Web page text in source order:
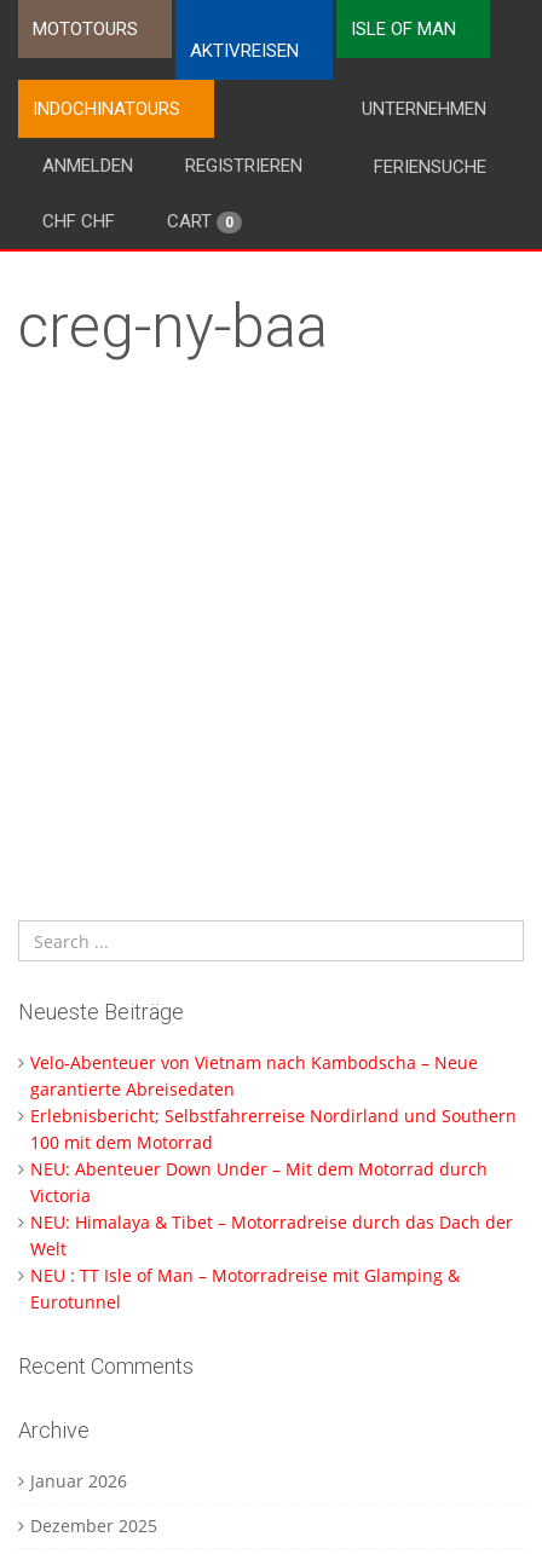
MOTOTOURS
AKTIVREISEN
ISLE OF MAN
INDOCHINATOURS UNTERNEHMEN
FERIENSUCHE
ANMELDEN REGISTRIEREN
CHF CHF CART 0
creg-ny-baa
Neueste Beiträge
Velo-Abenteuer von Vietnam nach Kambodscha – Neue
garantierte Abreisedaten
Erlebnisbericht; Selbstfahrerreise Nordirland und Southern
100 mit dem Motorrad
NEU: Abenteuer Down Under – Mit dem Motorrad durch
Victoria
NEU: Himalaya & Tibet – Motorradreise durch das Dach der
Welt
NEU : TT Isle of Man – Motorradreise mit Glamping &
Eurotunnel
Recent Comments
Archive
Januar 2026
Dezember 2025